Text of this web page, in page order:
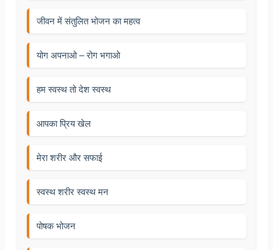
जीवन में संतुलित भोजन का महत्व
योग अपनाओ – रोग भगाओ
हम स्वस्थ तो देश स्वस्थ
आपका प्रिय खेल
मेरा शरीर और सफाई
स्वस्थ शरीर स्वस्थ मन
पोषक भोजन